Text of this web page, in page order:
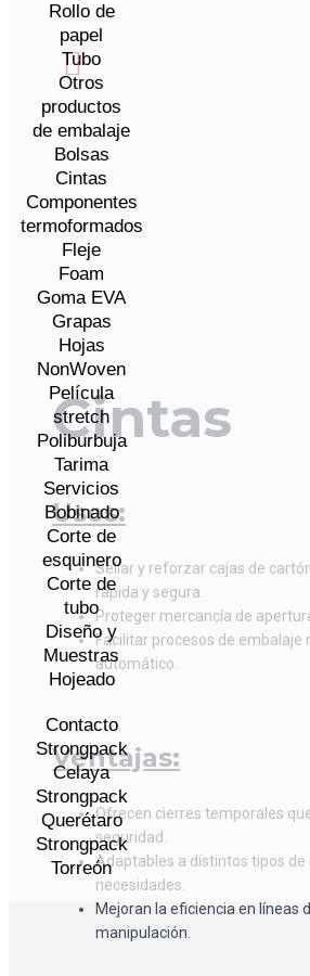
Rollo de
papel
Tubo
Otros
productos
de embalaje
Bolsas
Cintas
Componentes
termoformados
Fleje
Foam
Goma EVA
Grapas
Hojas
NonWoven
Película
stretch
Poliburbuja
Tarima
Servicios
Bobinado
Corte de
esquinero
Corte de
tubo
Diseño y
Muestras
Hojeado
Contacto
Strongpack
Celaya
Strongpack
Querétaro
Strongpack
Torreón
Cintas
Usos:
Sellar y reforzar cajas de
rápida y segura.
Proteger mercancía de
Facilitar procesos de embalaje
automático.
Ventajas:
Ofrecen cierres temporales
seguridad.
Adaptables a distintos tipos de
necesidades.
Mejoran la eficiencia en líneas
manipulación.